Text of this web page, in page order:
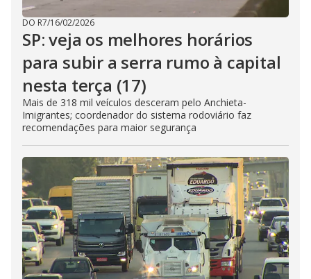
DO R7/16/02/2026
SP: veja os melhores horários
para subir a serra rumo à capital
nesta terça (17)
Mais de 318 mil veículos desceram pelo Anchieta-
Imigrantes; coordenador do sistema rodoviário faz
recomendações para maior segurança